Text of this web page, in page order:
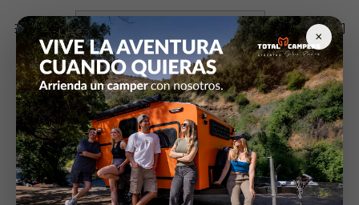
×
Inicio
Energia Fotovoltaica e Insumos Electricos
Panel Solar
Panel Solar Policristalino 310W